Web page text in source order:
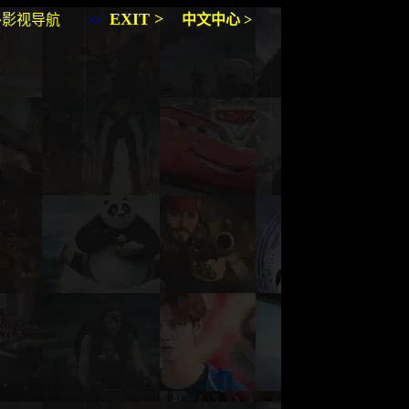
视导航 >> EXIT > 中文中心 >